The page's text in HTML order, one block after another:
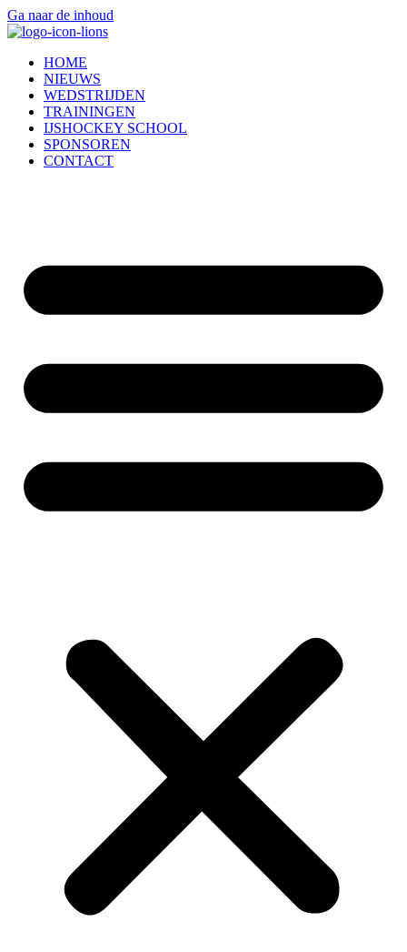
Ga naar de inhoud
HOME
NIEUWS
WEDSTRIJDEN
TRAININGEN
IJSHOCKEY SCHOOL
SPONSOREN
CONTACT